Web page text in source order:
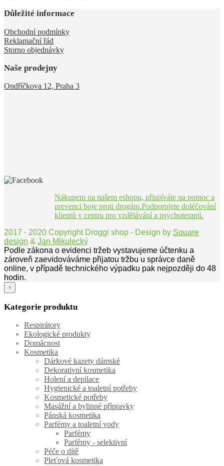
Důležité informace
Obchodní podmínky
Reklamační řád
Storno objednávky
Naše prodejny
Ondříčkova 12, Praha 3
Nákupem na našem eshopu, přispíváte na pomoc a
prevenci boje proti drogám.Podporujete doléčování
klientů v centru pro vzdělávání a psychoterapii.
2017 - 2020 Copyright Droggi shop - Design by Square
design & Jan Mikulecký
Podle zákona o evidenci tržeb vystavujeme účtenku a
zároveň zaevidováváme přijatou tržbu u správce daně
online, v případě technického výpadku pak nejpozději do 48
hodin.
×
Kategorie produktu
Respirátory
Ekologické produkty
Domácnost
Kosmetika
Dárkové kazety dámské
Dekorativní kosmetika
Holení a depilace
Hygienické a toaletní potřeby
Kosmetické potřeby
Masážní a bylinné přípravky
Pánská kosmetika
Parfémy a toaletní vody
Parfémy
Parfémy - selektivní
Péče o dítě
Pleťová kosmetika